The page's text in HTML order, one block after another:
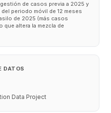
de casos previa a 2025 y
periodo móvil de 12 meses
de 2025 (más casos
que altera la mezcla de
DATOS
Data Project